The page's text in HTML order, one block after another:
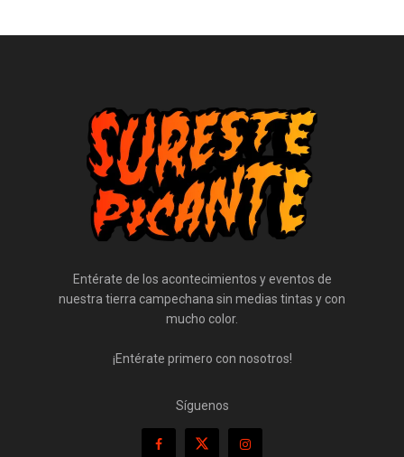
Entérate de los acontecimientos y eventos de
nuestra tierra campechana sin medias tintas y con
mucho color.
¡Entérate primero con nosotros!
Síguenos